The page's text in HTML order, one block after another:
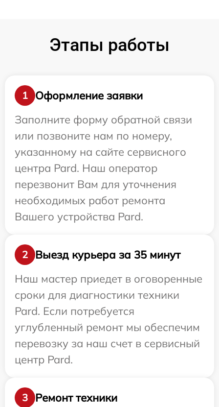
Этапы работы
1
Оформление заявки
Заполните форму обратной связи
или позвоните нам по номеру,
указанному на сайте сервисного
центра Pard. Наш оператор
перезвонит Вам для уточнения
необходимых работ ремонта
Вашего устройства Pard.
2
Выезд курьера за 35 минут
Наш мастер приедет в оговоренные
сроки для диагностики техники
Pard. Если потребуется
углубленный ремонт мы обеспечим
перевозку за наш счет в сервисный
центр Pard.
3 Ремонт техники